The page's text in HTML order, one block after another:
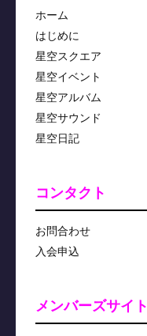
ホーム
はじめに
星空スクエア
星空イベント
星空アルバム
星空サウンド
星空日記
コンタクト
お問合わせ
入会申込
メンバーズサイト